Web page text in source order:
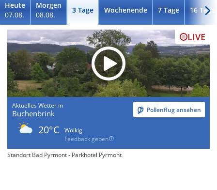
Heute
07.08.
Morgen
08.08.
3 Tage Wochenende 7 Tage 16 Tage
LIVE
Aktuelles Wetter in
Buchenbrink Pollenflug ansehen
20°C
Wolkig
Feedback geben
Standort Bad Pyrmont - Parkhotel Pyrmont